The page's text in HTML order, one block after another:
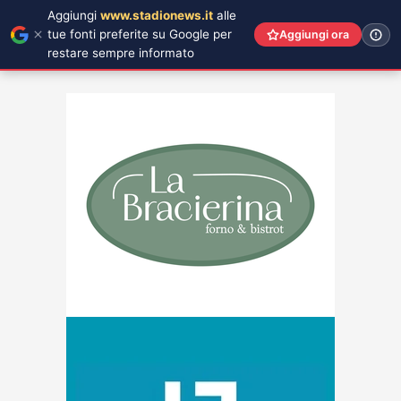
Aggiungi www.stadionews.it alle
tue fonti preferite su Google per
restare sempre informato
Aggiungi ora